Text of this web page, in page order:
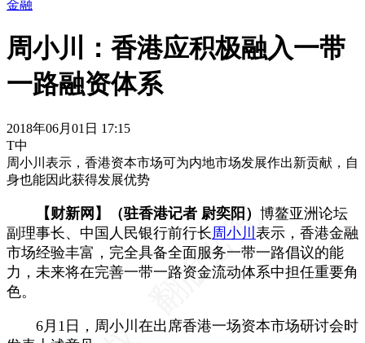
金融
周小川：香港应积极融入一带
一路融资体系
2018年06月01日 17:15
T中
周小川表示，香港资本市场可为内地市场发展作出新贡献，自
身也能因此获得发展优势
【财新网】（驻香港记者 尉奕阳） 博鳌亚洲论坛
副理事长、中国人民银行前行长周小川 表示，香港金融
市场经验丰富，完全具备全面服务一带一路倡议的能
力，未来将在完善一带一路资金流动体系中担任重要角
色。
6月1日，周小川在出席香港一场资本市场研讨会时